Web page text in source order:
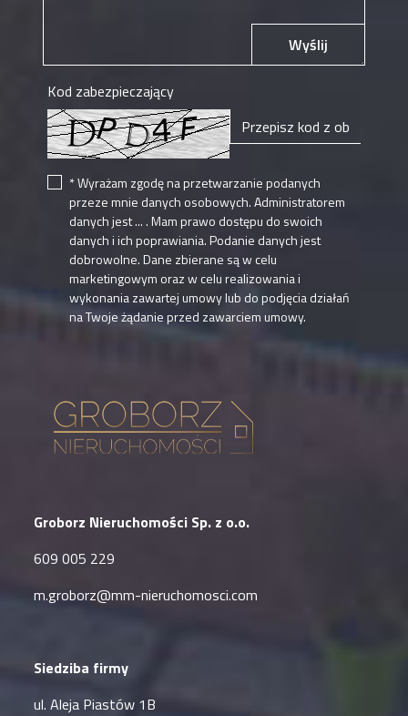
Groborz Nieruchomości Sp. z o.o.
609 005 229
m.groborz@mm-nieruchomosci.com
Siedziba firmy
ul. Aleja Piastów 1B
Wyślij
Kod zabezpieczający
* Wyrażam zgodę na przetwarzanie podanych
przeze mnie danych osobowych. Administratorem
danych jest ... . Mam prawo dostępu do swoich
danych i ich poprawiania. Podanie danych jest
dobrowolne. Dane zbierane są w celu
marketingowym oraz w celu realizowania i
wykonania zawartej umowy lub do podjęcia działań
na Twoje żądanie przed zawarciem umowy.